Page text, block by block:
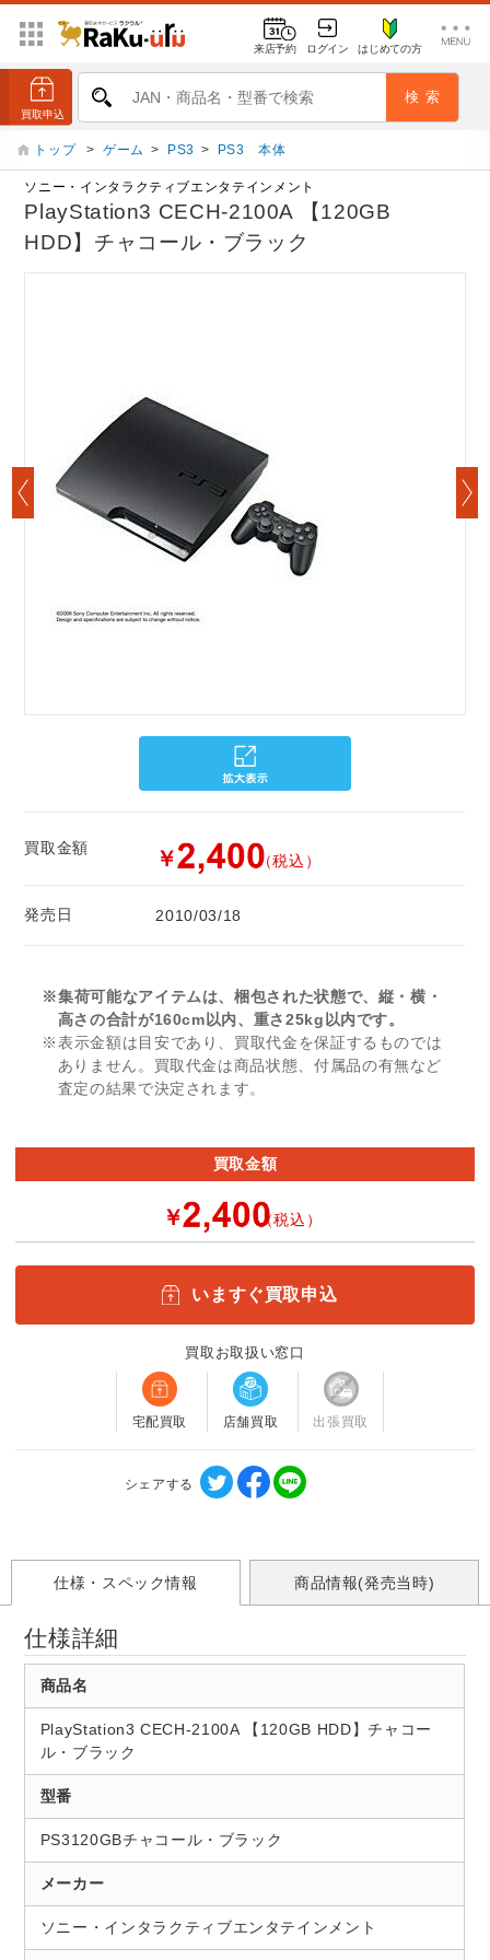
来店予約 ログイン はじめての方
トップ > ゲーム > PS3 > PS3 本体
ソニー・インタラクティブエンタテインメント
PlayStation3 CECH-2100A 【120GB
HDD】チャコール・ブラック
買取金額 ￥ （税込）
発売日 2010/03/18
※集荷可能なアイテムは、梱包された状態で、縦・横・
高さの合計が160cm以内、重さ25kg以内です。
※表示金額は目安であり、買取代金を保証するものでは
ありません。買取代金は商品状態、付属品の有無など
査定の結果で決定されます。
買取金額
￥ （税込）
いますぐ買取申込
買取お取扱い窓口
宅配買取 店舗買取 出張買取
シェアする
仕様・スペック情報 商品情報(発売当時)
仕様詳細
商品名
PlayStation3 CECH-2100A 【120GB HDD】チャコー
ル・ブラック
型番
PS3120GBチャコール・ブラック
メーカー
ソニー・インタラクティブエンタテインメント